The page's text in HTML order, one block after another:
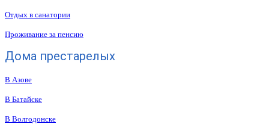
Отдых в санатории
Проживание за пенсию
Дома престарелых
В Азове
В Батайске
В Волгодонске